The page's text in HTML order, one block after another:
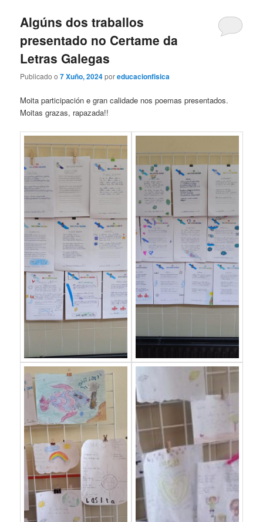
Algúns dos traballos
presentado no Certame da
Letras Galegas
Publicado o7 Xuño, 2024poreducacionfisica
Moita participación e gran calidade nos poemas presentados.
Moitas grazas, rapazada!!